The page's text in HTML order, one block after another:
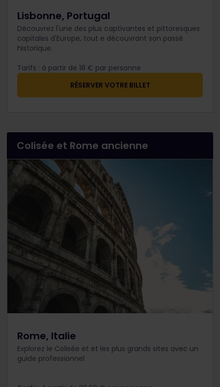
Lisbonne, Portugal
Découvrez l'une des plus captivantes et pittoresques
capitales d'Europe, tout e découvrant son passé
historique.
Tarifs : à partir de 18 € par personne​
RÉSERVER VOTRE BILLET
Colisée et Rome ancienne
Rome, Italie
Explorez le Colisée et et les plus grands sites avec un
guide professionnel